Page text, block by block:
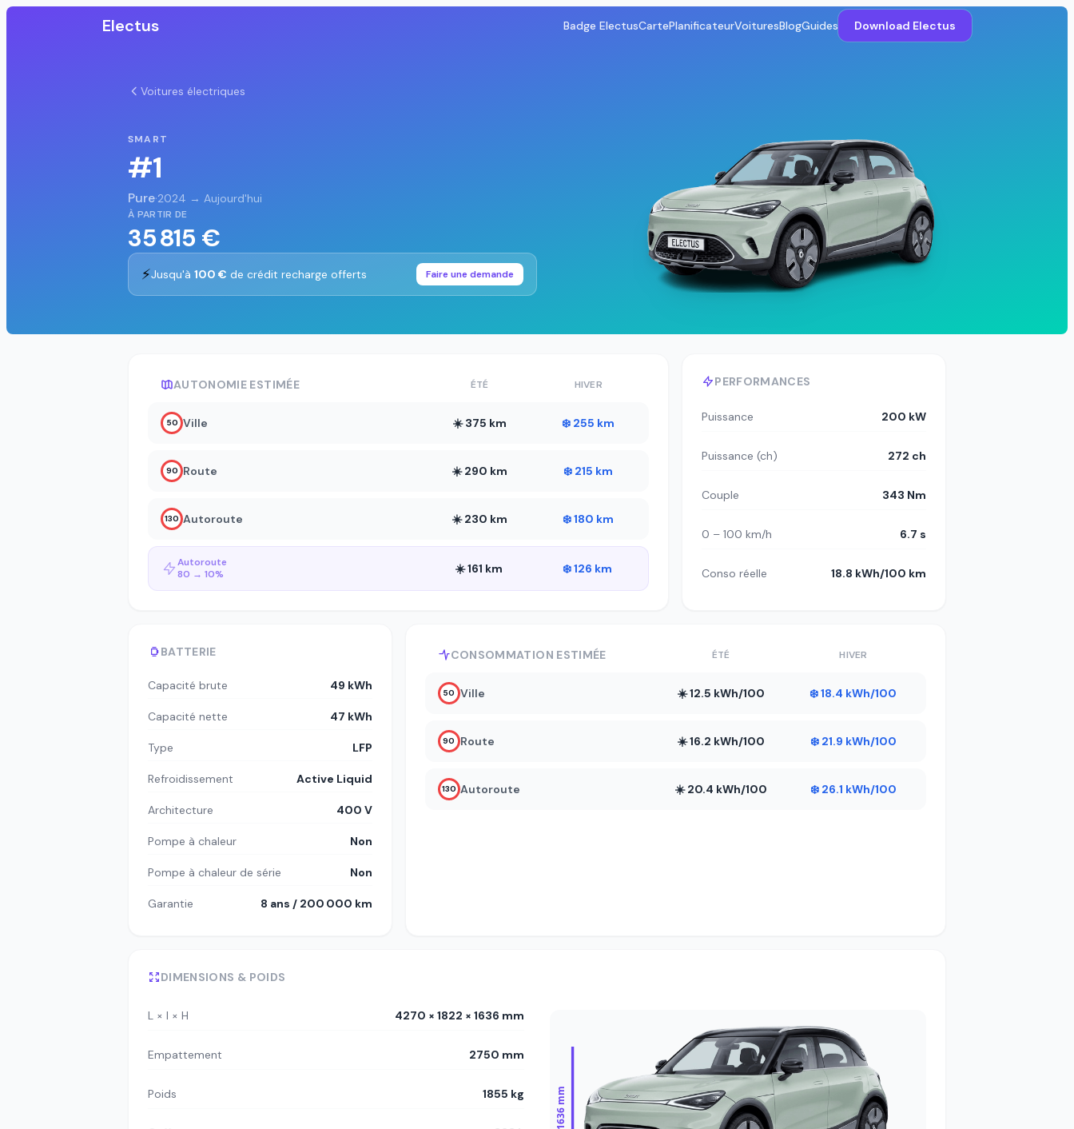
Electus Badge ElectusCartePlanificateurVoituresBlogGuides Download Electus
Voitures électriques
SMART
#1
Pure·2024 → Aujourd'hui
À PARTIR DE
35 815 €
⚡Jusqu'à 100 € de crédit recharge offerts Faire une demande
AUTONOMIE ESTIMÉE ÉTÉ HIVER
50 Ville ☀️ 375 km ❄️ 255 km
90 Route ☀️ 290 km ❄️ 215 km
130 Autoroute ☀️ 230 km ❄️ 180 km
Autoroute
80 → 10%
☀️ 161 km ❄️ 126 km
PERFORMANCES
Puissance 200 kW
Puissance (ch) 272 ch
Couple 343 Nm
0 – 100 km/h 6.7 s
Conso réelle 18.8 kWh/100 km
BATTERIE
Capacité brute 49 kWh
Capacité nette 47 kWh
Type LFP
Refroidissement Active Liquid
Architecture 400 V
Pompe à chaleur Non
Pompe à chaleur de série Non
Garantie 8 ans / 200 000 km
CONSOMMATION ESTIMÉE ÉTÉ HIVER
50 Ville ☀️ 12.5 kWh/100 ❄️ 18.4 kWh/100
90 Route ☀️ 16.2 kWh/100 ❄️ 21.9 kWh/100
130 Autoroute ☀️ 20.4 kWh/100 ❄️ 26.1 kWh/100
DIMENSIONS & POIDS
L × l × H 4270 × 1822 × 1636 mm
Empattement 2750 mm
Poids 1855 kg 1636 mm